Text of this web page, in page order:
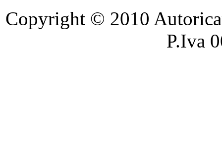
Copyright © 2010
P.Iva